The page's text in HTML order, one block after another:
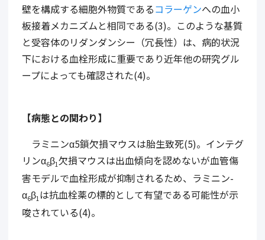
壁を構成する細胞外物質であるコラーゲンへの血小
板接着メカニズムと相同である(3)。このような基質
と受容体のリダンダンシー（冗長性）は、病的状況
下における血栓形成に重要であり近年他の研究グル
ープによっても確認された(4)。
【病態との関わり】
ラミニンα5鎖欠損マウスは胎生致死(5)。インテグ
リンα6β1 欠損マウスは出血傾向を認めないが血管傷
害モデルで血栓形成が抑制されるため、ラミニン-
α6β1は抗血栓薬の標的として有望である可能性が示
唆されている(4)。